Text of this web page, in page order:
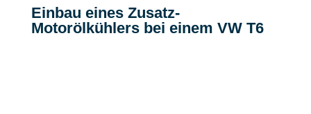
Einbau eines Zusatz-
Motorölkühlers bei einem VW T6